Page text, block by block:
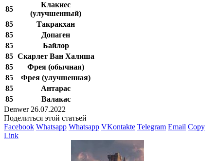
85
Клакиес
(улучшенный)
85
Такракхан
85
Допаген
85
Байлор
85 Скарлет Ван Халиша
85
Фрея (обычная)
85
Фрея (улучшенная)
85
Антарас
85
Валакас
Denwer 26.07.2022
Поделиться этой статьей
Facebook Whatsapp Whatsapp VKontakte Telegram Email Copy
Link